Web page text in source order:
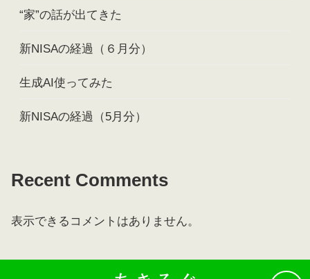
“家”の話が出てきた
新NISAの経過（６月分）
生成AI使ってみた
新NISAの経過（5月分）
Recent Comments
表示できるコメントはありません。